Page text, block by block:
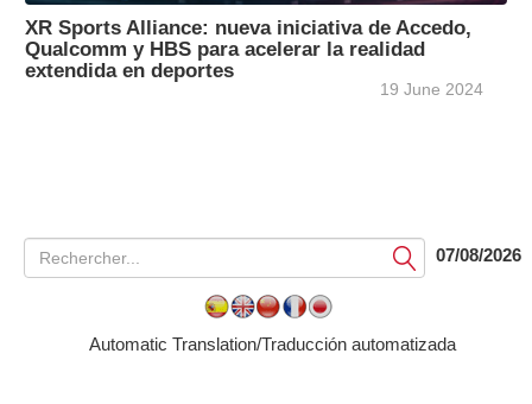
XR Sports Alliance: nueva iniciativa de Accedo,
Qualcomm y HBS para acelerar la realidad
extendida en deportes
19 June 2024
Soumettre07/08/2026
Automatic Translation/Traducción automatizada